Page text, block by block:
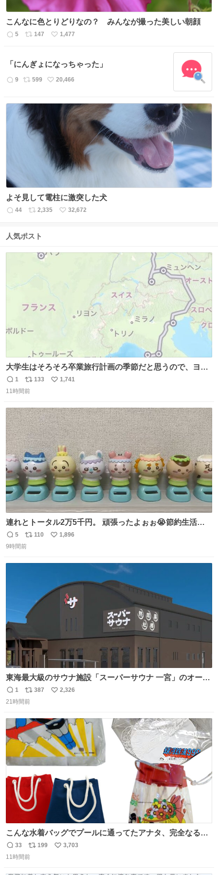
こんなに色とりどりなの？ みんなが撮った美しい朝顔
返
数
5
リ
ス
ト
数
147
い
ね
数
1,477
「にんぎょになっちゃった」
返
数
9
リ
ス
ト
数
599
い
ね
20,466
よそ見して電柱に激突した犬
返
数
44
リ
ス
数
2,335
い
32,672
人気ポスト
大学生はそろそろ卒業旅行計画の季節だと思うので、ヨー
ロッパ🇪🇺主要国を縦断できるおすすめルートをシェア！
•以下の国をほぼユーレイルパス(EU内電車乗り放題チケッ
🇧🇪 オランダ🇳🇱 ドイツ🇩🇪 イタリア🇮🇹
返
信
1
リ
ポ
ト
数
133
い
数
1,741
11時間前
連れとトータル2万5千円。 頑張ったよぉぉ😭節約生活の
始まり。笑
返
信
5
リ
ポ
110
い
1,896
9時間前
東海最大級のサウナ施設「スーパーサウナ 一宮」のオープ
ン日が2026年9月8日に決定‼️ 5種類の本格サウナや4種類の
⽔⾵呂、約50名が同時に休息できる休憩スペースなど、男
😍😍😍 ⬇️詳細ページ⬇️ supersento.com/chubu/aichi/ic…
返
信
1
リ
ポ
ト
数
387
い
数
2,326
21時間前
こんな水着バッグでプールに通ってたアナタ、完全なる同
世代（笑） #70年代 #80年代 #昭和レトロ
返
信
33
リ
ポ
199
い
3,703
11時間前